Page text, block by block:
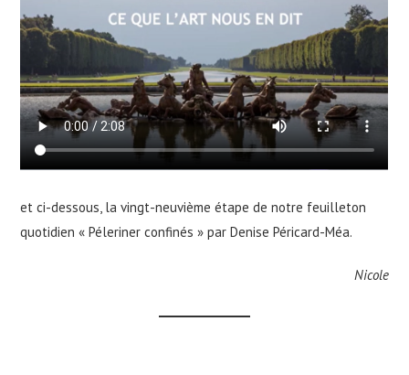
et ci-dessous, la vingt-neuvième étape de notre feuilleton
quotidien « Péleriner confinés » par Denise Péricard-Méa.
Nicole